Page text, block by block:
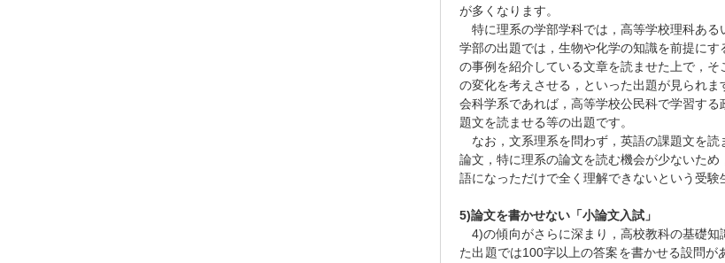
が多くなります。
特に理系の学部学科では，高等学校理科あ
学部の出題では，生物や化学の知識を前提に
の事例を紹介している文章を読ませた上で，
の変化を考えさせる，といった出題が見られ
会科学系であれば，高等学校公民科で学習す
題文を読ませる等の出題です。
なお，文系理系を問わず，英語の課題文を
論文，特に理系の論文を読む機会が少ないた
語になっただけで全く理解できないという受験
5)論文を書かせない「小論文入試」
4)の傾向がさらに深まり，高校教科の基礎知
た出題では100字以上の答案を書かせる設問